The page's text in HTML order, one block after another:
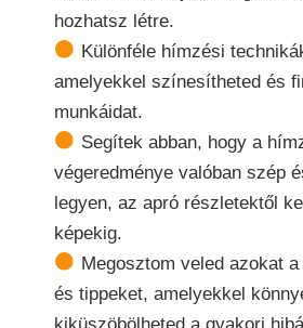
hozhatsz létre.
Különféle hímzési
amelyekkel színesítheted és
munkáidat.
Segítek abban, hogy a
végeredménye valóban szép
legyen, az apró részletektől
képekig.
Megosztom veled azokat
és tippeket, amelyekkel
kiküszöbölheted a gyakori